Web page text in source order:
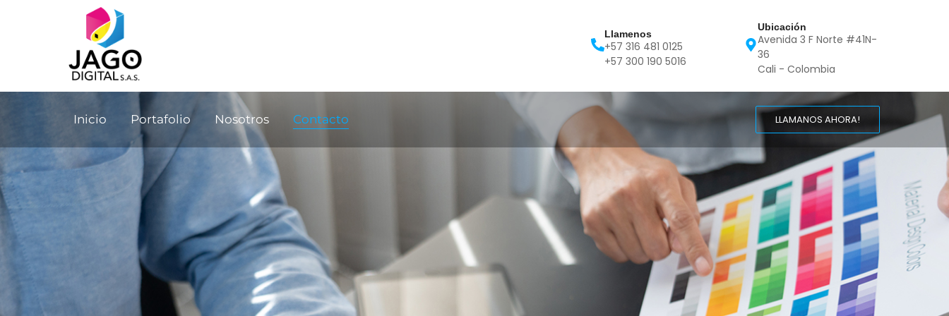
Llamenos
+57 316 481 0125
+57 300 190 5016
Ubicación
Avenida 3 F Norte #41N-
36
Cali - Colombia
Inicio Portafolio Nosotros Contacto LLAMANOS AHORA!